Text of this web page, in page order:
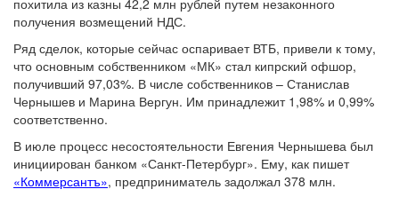
получения возмещений НДС.
Ряд сделок, которые сейчас оспаривает ВТБ, привели к тому,
что основным собственником «МК» стал кипрский офшор,
получивший 97,03%. В числе собственников – Станислав
Чернышев и Марина Вергун. Им принадлежит 1,98% и 0,99%
соответственно.
В июле процесс несостоятельности Евгения Чернышева был
инициирован банком «Санкт-Петербург». Ему, как пишет
«Коммерсантъ», предприниматель задолжал 378 млн.